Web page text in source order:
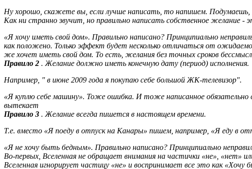
Ну хорошо, скажете вы, если лучше написать, то напишем. Подумаешь,
Как ни странно звучит, но правильно написать собственное желание -
«Я хочу иметь свой дом». Правильно написано? Принципиально
как положено. Только эффект будет несколько отличаться от
же хочет иметь свой дом. То есть, желания без точных сроков
Правило 2 . Желание должно иметь конечную дату (период) исполнения.
Например, " в июне 2009 года я покупаю себе большой ЖК-телевизор".
«Я куплю себе машину». Тоже ошибка. И тоже написанное обязательно
вытекает
Правило 3 . Желание всегда пишется в настоящем времени.
Т.е. вместо «Я поеду в отпуск на Канары» пишем, например, «Я еду в
«Я не хочу быть бедным». Правильно написано? Принципиально
Во-первых, Вселенная не обращает внимания на частички «не»,
Вселенная игнорирует частицу «не» и воспринимает все это как «Хочу